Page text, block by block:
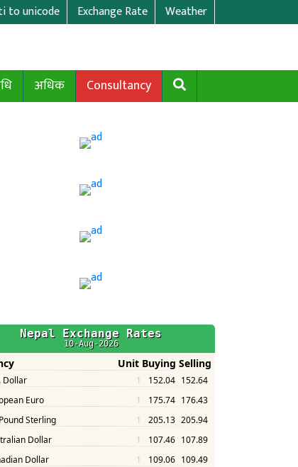
to unicode Exchange Rate Weather
अधिक Consultancy